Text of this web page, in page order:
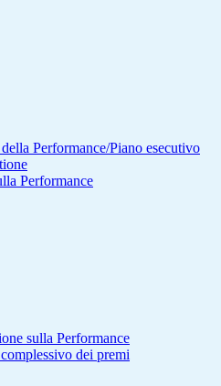
Performance/Piano esecutivo
Performance
sulla Performance
dei premi